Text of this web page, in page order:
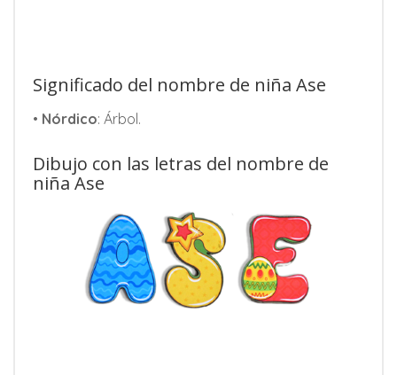
Significado del nombre de niña Ase
• Nórdico: Árbol.
Dibujo con las letras del nombre de
niña Ase